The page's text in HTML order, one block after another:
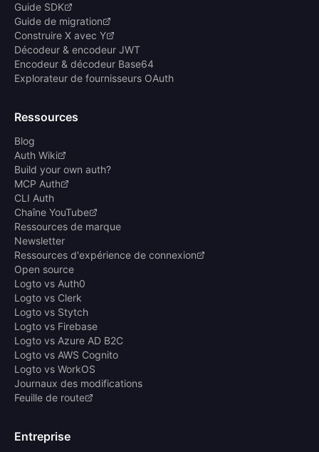
Guide SDK
Guide de migration
Construire X avec Y
Décodeur & encodeur JWT
Encodeur & décodeur Base64
Explorateur de fournisseurs OAuth
Ressources
Blog
Auth Wiki
Build your own auth?
MCP Auth
CLI Auth
Chaîne YouTube
Ressources de marque
Newsletter
Ressources d'expérience de connexion
Open source
Logto vs Auth0
Logto vs Clerk
Logto vs Stytch
Logto vs Firebase
Logto vs Azure AD B2C
Logto vs AWS Cognito
Logto vs WorkOS
Journaux des modifications
Feuille de route
Entreprise